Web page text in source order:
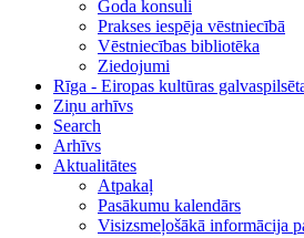
Goda konsuli
Prakses iespēja vēstniecībā
Vēstniecības bibliotēka
Ziedojumi
Rīga - Eiropas kultūras
Ziņu arhīvs
Search
Arhīvs
Aktualitātes
Atpakaļ
Pasākumu kalendārs
Visizsmeļošākā informācija